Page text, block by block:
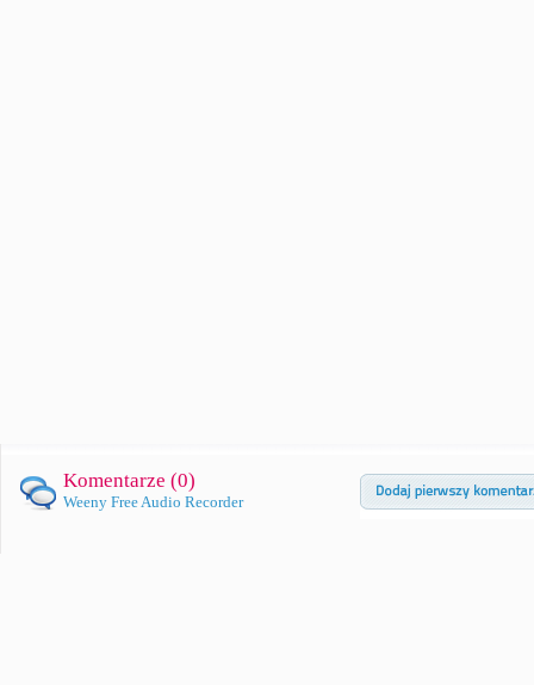
Komentarze (0)
Weeny Free Audio Recorder